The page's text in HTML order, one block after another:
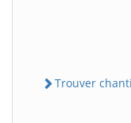
Trouver